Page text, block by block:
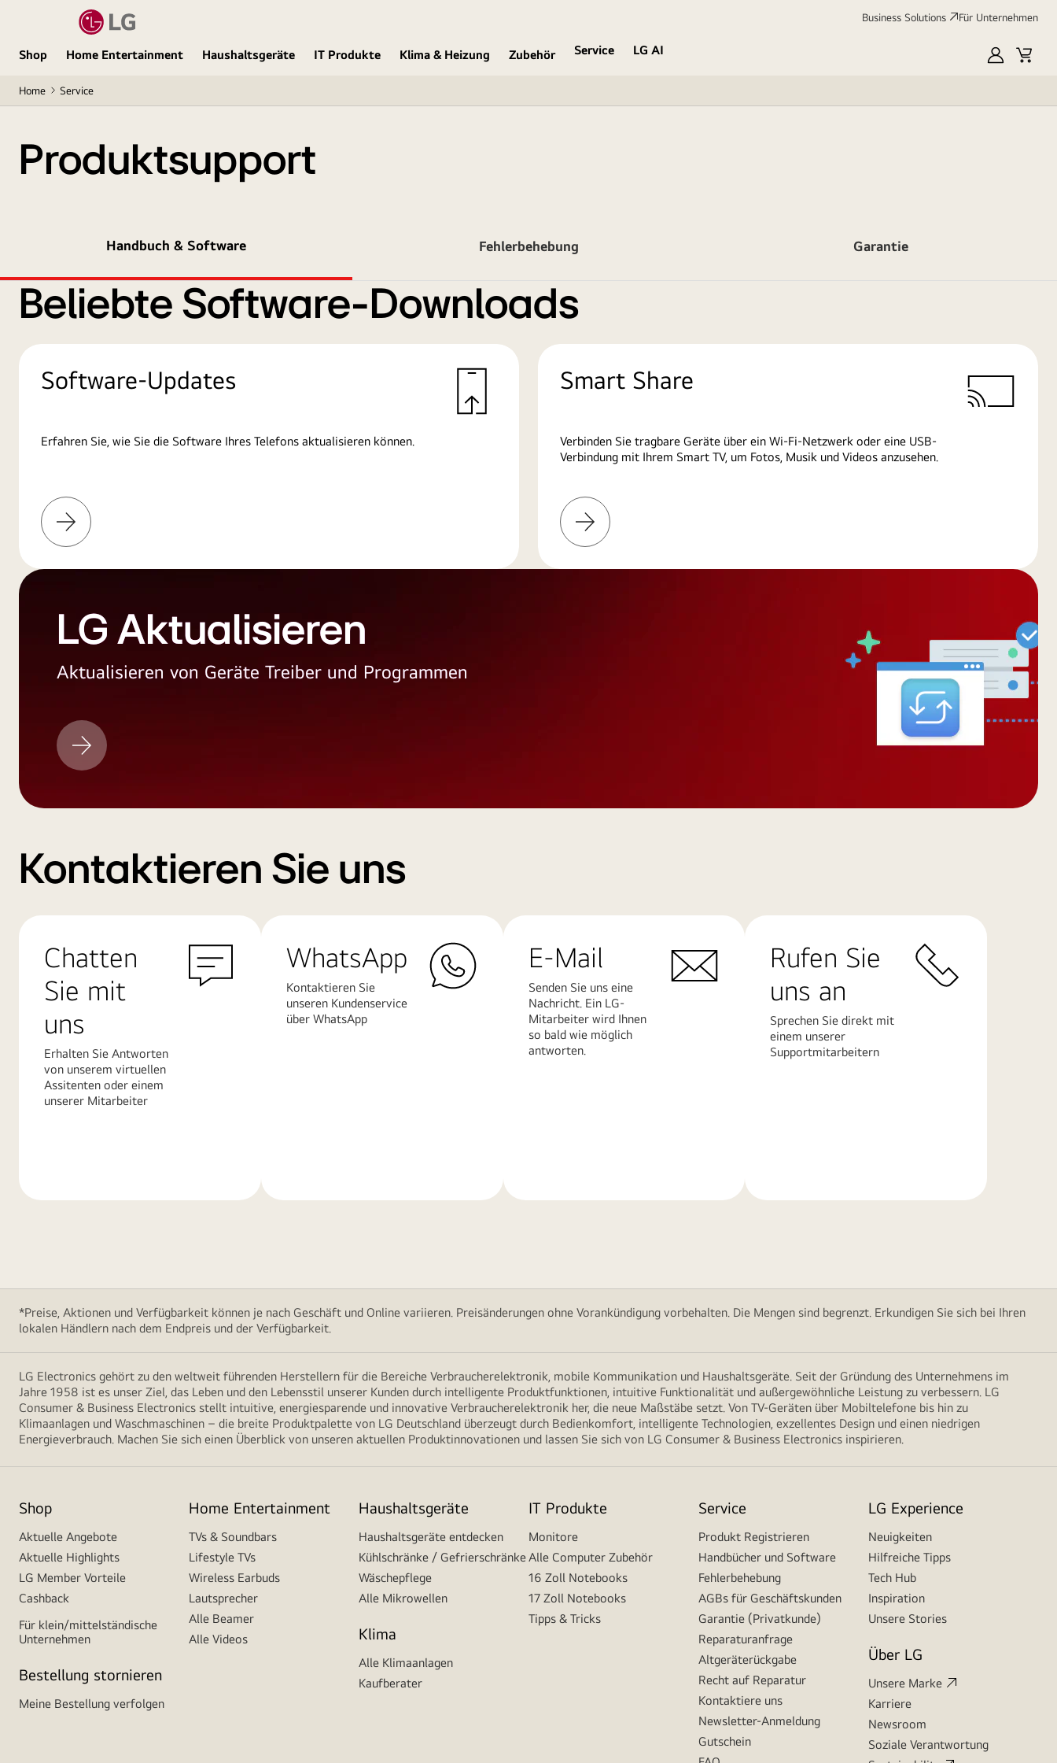
Business Solutions Für Unternehmen
Shop Home Entertainment Haushaltsgeräte IT Produkte Klima & Heizung Zubehör Service
LG AI
MyLGCart
Home Service
Produktsupport
Handbuch & Software Fehlerbehebung Garantie
Beliebte Software-Downloads
Software-Updates
Erfahren Sie, wie Sie die Software Ihres Telefons aktualisieren können.
Weitere
Informationen
Smart Share
Verbinden Sie tragbare Geräte über ein Wi-Fi-Netzwerk oder eine USB-
Verbindung mit Ihrem Smart TV, um Fotos, Musik und Videos anzusehen.
Weitere
Informationen
LG Aktualisieren
Aktualisieren von Geräte Treiber und Programmen
LG
Aktualisieren
Kontaktieren Sie uns
Chatten
Sie mit
uns
Erhalten Sie Antworten
von unserem virtuellen
Assitenten oder einem
unserer Mitarbeiter
WhatsApp
Kontaktieren Sie
unseren Kundenservice
über WhatsApp
E-Mail
Senden Sie uns eine
Nachricht. Ein LG-
Mitarbeiter wird Ihnen
so bald wie möglich
antworten.
Rufen Sie
uns an
Sprechen Sie direkt mit
einem unserer
Supportmitarbeitern
*Preise, Aktionen und Verfügbarkeit können je nach Geschäft und Online variieren. Preisänderungen ohne Vorankündigung vorbehalten. Die Mengen sind begrenzt. Erkundigen Sie sich bei Ihren
lokalen Händlern nach dem Endpreis und der Verfügbarkeit.
LG Electronics gehört zu den weltweit führenden Herstellern für die Bereiche Verbraucherelektronik, mobile Kommunikation und Haushaltsgeräte. Seit der Gründung des Unternehmens im
Jahre 1958 ist es unser Ziel, das Leben und den Lebensstil unserer Kunden durch intelligente Produktfunktionen, intuitive Funktionalität und außergewöhnliche Leistung zu verbessern. LG
Consumer & Business Electronics stellt intuitive, energiesparende und innovative Verbraucherelektronik her, die neue Maßstäbe setzt. Von TV-Geräten über Mobiltelefone bis hin zu
Klimaanlagen und Waschmaschinen – die breite Produktpalette von LG Deutschland überzeugt durch Bedienkomfort, intelligente Technologien, exzellentes Design und einen niedrigen
Energieverbrauch. Machen Sie sich einen Überblick von unseren aktuellen Produktinnovationen und lassen Sie sich von LG Consumer & Business Electronics inspirieren.
Shop
Aktuelle Angebote
Aktuelle Highlights
LG Member Vorteile
Cashback
Für klein/mittelständische
Unternehmen
Bestellung stornieren
Meine Bestellung verfolgen
Home Entertainment
TVs & Soundbars
Lifestyle TVs
Wireless Earbuds
Lautsprecher
Alle Beamer
Alle Videos
Haushaltsgeräte
Haushaltsgeräte entdecken
Kühlschränke / Gefrierschränke
Wäschepflege
Alle Mikrowellen
Klima
Alle Klimaanlagen
Kaufberater
IT Produkte
Monitore
Alle Computer Zubehör
16 Zoll Notebooks
17 Zoll Notebooks
Tipps & Tricks
Service
Produkt Registrieren
Handbücher und Software
Fehlerbehebung
AGBs für Geschäftskunden
Garantie (Privatkunde)
Reparaturanfrage
Altgeräterückgabe
Recht auf Reparatur
Kontaktiere uns
Newsletter-Anmeldung
Gutschein
LG Experience
Neuigkeiten
Hilfreiche Tipps
Tech Hub
Inspiration
Unsere Stories
Über LG
Unsere Marke
Karriere
Newsroom
Soziale Verantwortung